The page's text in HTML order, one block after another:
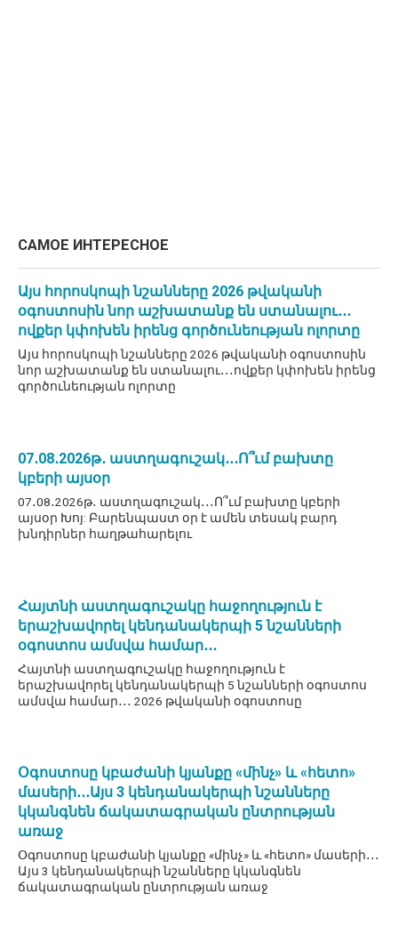
САМОЕ ИНТЕРЕСНОЕ
Այս հորոսկոպի նշանները 2026 թվականի
օգոստոսին նոր աշխատանք են ստանալու․․․
ովքեր կփոխեն իրենց գործունեության ոլորտը
Այս հորոսկոպի նշանները 2026 թվականի օգոստոսին
նոր աշխատանք են ստանալու․․․ովքեր կփոխեն իրենց
գործունեության ոլորտը
07․08․2026թ․ աստղագուշակ․․․Ո՞ւմ բախտը
կբերի այսօր
07․08․2026թ․ աստղագուշակ․․․Ո՞ւմ բախտը կբերի
այսօր Խոյ: Բարենպաստ օր է ամեն տեսակ բարդ
խնդիրներ հաղթահարելու
Հայտնի աստղագուշակը հաջողություն է
երաշխավորել կենդանակերպի 5 նշանների
օգոստոս ամսվա համար․․․
Հայտնի աստղագուշակը հաջողություն է
երաշխավորել կենդանակերպի 5 նշանների օգոստոս
ամսվա համար․․․ 2026 թվականի օգոստոսը
Օգոստոսը կբաժանի կյանքը «մինչ» և «հետո»
մասերի․․․Այս 3 կենդանակերպի նշանները
կկանգնեն ճակատագրական ընտրության
առաջ
Օգոստոսը կբաժանի կյանքը «մինչ» և «հետո» մասերի․․․
Այս 3 կենդանակերպի նշանները կկանգնեն
ճակատագրական ընտրության առաջ